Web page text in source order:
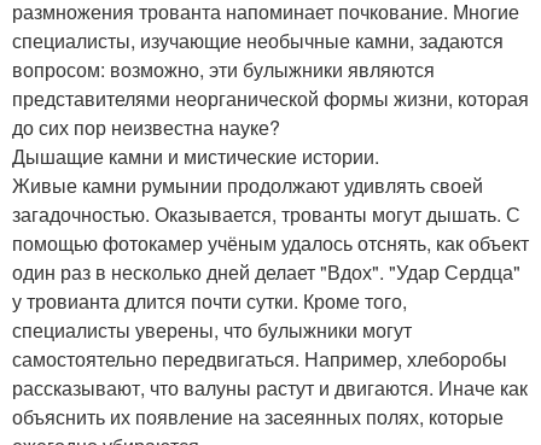
размножения трованта напоминает почкование. Многие
специалисты, изучающие необычные камни, задаются
вопросом: возможно, эти булыжники являются
представителями неорганической формы жизни, которая
до сих пор неизвестна науке?
Дышащие камни и мистические истории.
Живые камни румынии продолжают удивлять своей
загадочностью. Оказывается, трованты могут дышать. С
помощью фотокамер учёным удалось отснять, как объект
один раз в несколько дней делает "Вдох". "Удар Сердца"
у тровианта длится почти сутки. Кроме того,
специалисты уверены, что булыжники могут
самостоятельно передвигаться. Например, хлеборобы
рассказывают, что валуны растут и двигаются. Иначе как
объяснить их появление на засеянных полях, которые